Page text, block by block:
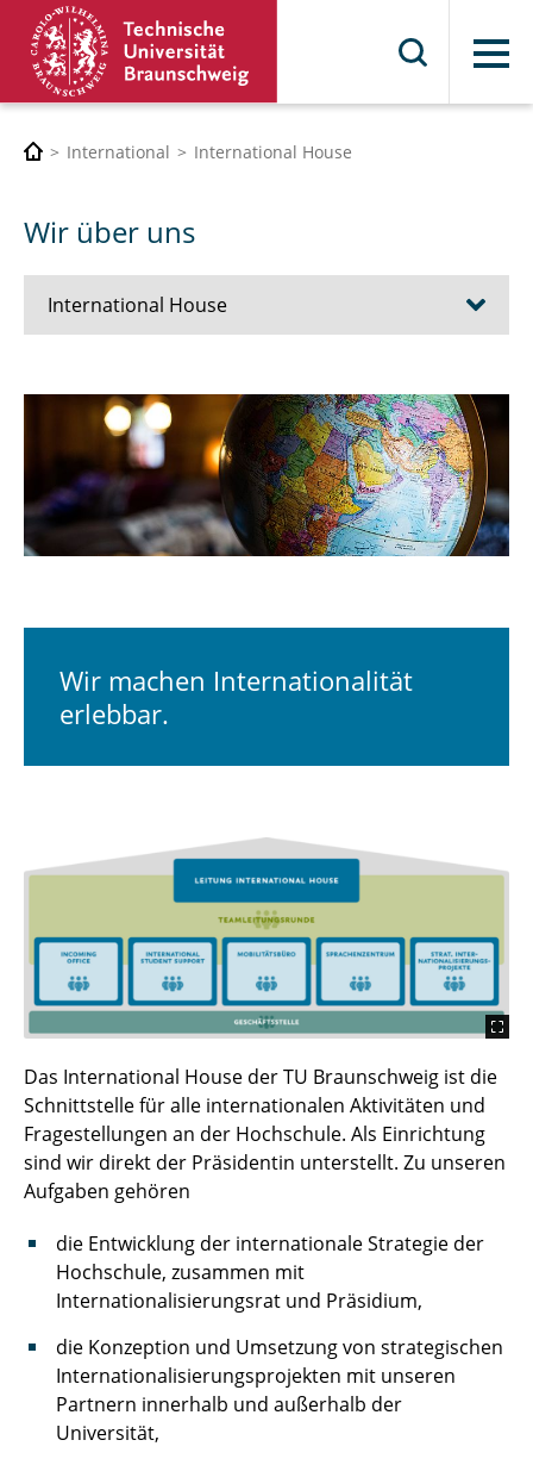
Menü
International International House
Wir über uns
International House
Kontakt & Sprechstunden
Aktuelles und Termine
Newsletter, Social Media, Podcast & Videos
Wir machen Internationalität
erlebbar.
Das International House der TU Braunschweig ist die
Schnittstelle für alle internationalen Aktivitäten und
Fragestellungen an der Hochschule. Als Einrichtung
sind wir direkt der Präsidentin unterstellt. Zu unseren
Aufgaben gehören
die Entwicklung der internationale Strategie der
Hochschule, zusammen mit
Internationalisierungsrat und Präsidium,
die Konzeption und Umsetzung von strategischen
Internationalisierungsprojekten mit unseren
Partnern innerhalb und außerhalb der
Universität,